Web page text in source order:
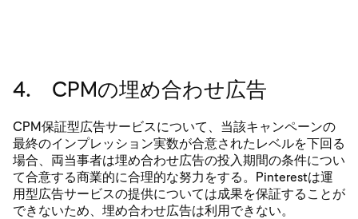
4. CPMの埋め合わせ広告
CPM保証型広告サービスについて、当該キャンペーンの
最終のインプレッション実数が合意されたレベルを下回る
場合、両当事者は埋め合わせ広告の投入期間の条件につい
て合意する商業的に合理的な努力をする。Pinterestは運
用型広告サービスの提供については成果を保証することが
できないため、埋め合わせ広告は利用できない。